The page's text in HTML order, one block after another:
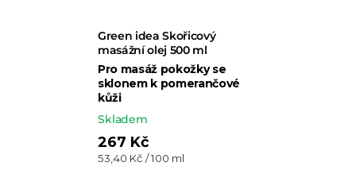
Green idea Skořicový
masážní olej 500 ml
Pro masáž pokožky se
sklonem k pomerančové
kůži
Skladem
267 Kč
Měrná
53,40 Kč / 100 ml